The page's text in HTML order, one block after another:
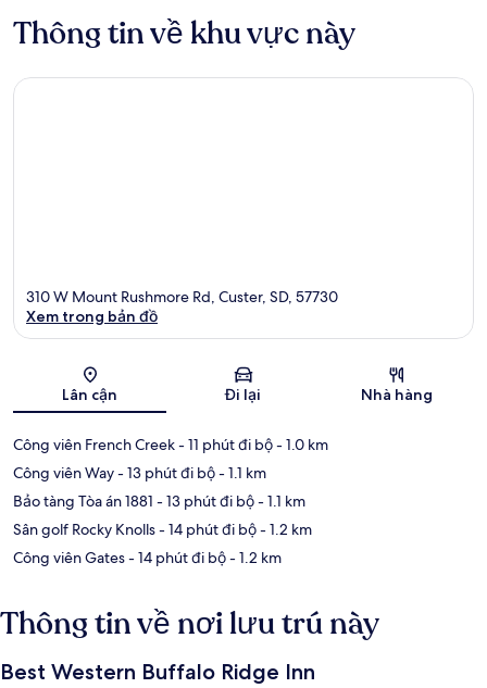
Thông tin về khu vực này
Bản đồ
310 W Mount Rushmore Rd, Custer, SD, 57730
Xem trong bản đồ
Lân cận Đi lại Nhà hàng
Công viên French Creek- 11 phút đi bộ- 1.0 km
Công viên Way- 13 phút đi bộ- 1.1 km
Bảo tàng Tòa án 1881 - 13 phút đi bộ- 1.1 km
Sân golf Rocky Knolls- 14 phút đi bộ- 1.2 km
Công viên Gates- 14 phút đi bộ- 1.2 km
Thông tin về nơi lưu trú này
Best Western Buffalo Ridge Inn